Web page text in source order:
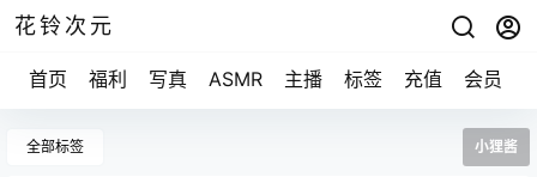
花铃次元
首页 福利 写真 ASMR 主播 标签 充值 会员
全部标签 小狸酱